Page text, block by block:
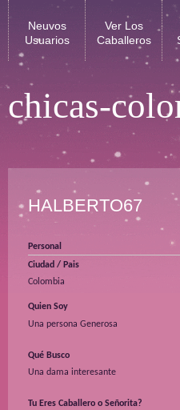
chicas-
Neuvos
Usuarios
Ver Los
Caballeros
HALBERTO67
Personal
Ciudad / Pais
Colombia
Quien Soy
Una persona Generosa
Qué Busco
Una dama interesante
Tu Eres Caballero o Señorita?